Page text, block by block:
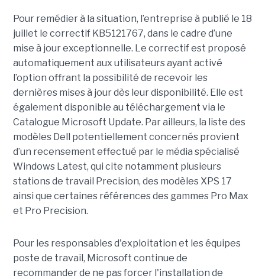
Pour remédier à la situation, l’entreprise à publié le 18
juillet le correctif KB5121767, dans le cadre d’une
mise à jour exceptionnelle. Le correctif est proposé
automatiquement aux utilisateurs ayant activé
l’option offrant la possibilité de recevoir les
dernières mises à jour dès leur disponibilité. Elle est
également disponible au téléchargement via le
Catalogue Microsoft Update. Par ailleurs, la liste des
modèles Dell potentiellement concernés provient
d’un recensement effectué par le média spécialisé
Windows Latest, qui cite notamment plusieurs
stations de travail Precision, des modèles XPS 17
ainsi que certaines références des gammes Pro Max
et Pro Precision.
Pour les responsables d'exploitation et les équipes
poste de travail, Microsoft continue de
recommander de ne pas forcer l'installation de